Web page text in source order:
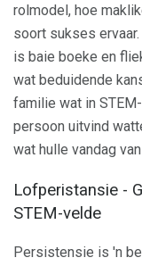
rolmodel, hoe
soort sukses
is baie boeke en
wat beduidende
familie wat in
persoon uitvind
wat hulle vandag
Lofperistansie -
STEM-velde
Persistensie is 'n